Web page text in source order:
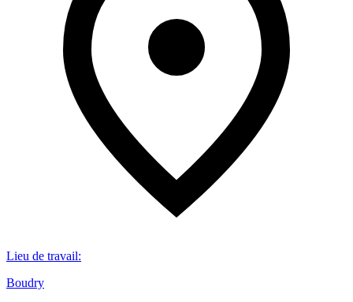
Lieu de travail:
Boudry